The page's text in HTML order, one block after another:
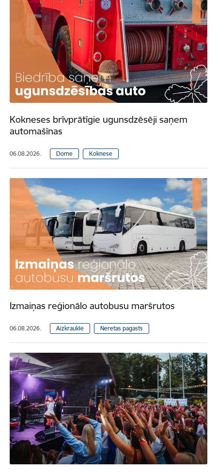
Kokneses brīvprātīgie ugunsdzēsēji saņem
automašīnas
06.08.2026. Dome Koknese
Izmaiņas reģionālo autobusu maršrutos
06.08.2026. Aizkraukle Neretas pagasts